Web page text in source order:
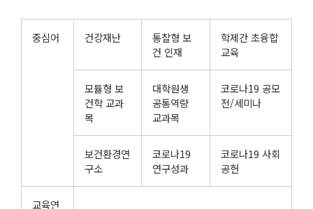
중심어 건강재난
통찰형 보
건 인재
학제간 초융합
교육
모듈형 보
건학 교과
목
대학원생
공통역량
교과목
코로나19 공모
전/세미나
보건환경연
구소
코로나19
연구성과
코로나19 사회
공헌
교육연